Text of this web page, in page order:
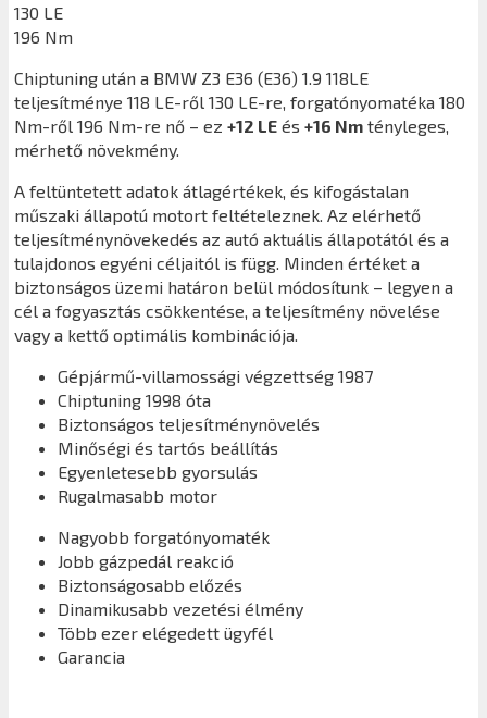
130 LE
196 Nm
Chiptuning után a BMW Z3 E36 (E36) 1.9 118LE
teljesítménye 118 LE-ről 130 LE-re, forgatónyomatéka 180
Nm-ről 196 Nm-re nő – ez +12 LE és +16 Nm tényleges,
mérhető növekmény.
A feltüntetett adatok átlagértékek, és kifogástalan
műszaki állapotú motort feltételeznek. Az elérhető
teljesítménynövekedés az autó aktuális állapotától és a
tulajdonos egyéni céljaitól is függ. Minden értéket a
biztonságos üzemi határon belül módosítunk – legyen a
cél a fogyasztás csökkentése, a teljesítmény növelése
vagy a kettő optimális kombinációja.
Gépjármű-villamossági végzettség 1987
Chiptuning 1998 óta
Biztonságos teljesítménynövelés
Minőségi és tartós beállítás
Egyenletesebb gyorsulás
Rugalmasabb motor
Nagyobb forgatónyomaték
Jobb gázpedál reakció
Biztonságosabb előzés
Dinamikusabb vezetési élmény
Több ezer elégedett ügyfél
Garancia